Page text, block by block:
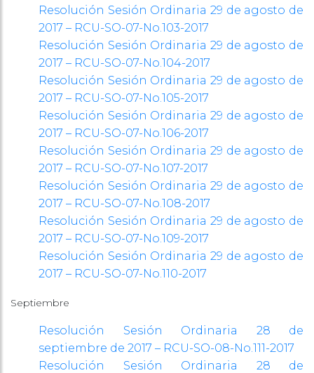
Resolución Sesión Ordinaria 29 de agosto de
2017 – RCU-SO-07-No.103-2017
Resolución Sesión Ordinaria 29 de agosto de
2017 – RCU-SO-07-No.104-2017
Resolución Sesión Ordinaria 29 de agosto de
2017 – RCU-SO-07-No.105-2017
Resolución Sesión Ordinaria 29 de agosto de
2017 – RCU-SO-07-No.106-2017
Resolución Sesión Ordinaria 29 de agosto de
2017 – RCU-SO-07-No.107-2017
Resolución Sesión Ordinaria 29 de agosto de
2017 – RCU-SO-07-No.108-2017
Resolución Sesión Ordinaria 29 de agosto de
2017 – RCU-SO-07-No.109-2017
Resolución Sesión Ordinaria 29 de agosto de
2017 – RCU-SO-07-No.110-2017
Septiembre
Resolución Sesión Ordinaria 28 de
septiembre de 2017 – RCU-SO-08-No.111-2017
Resolución Sesión Ordinaria 28 de